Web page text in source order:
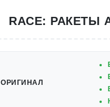
RACE:
ОРИГИНАЛ